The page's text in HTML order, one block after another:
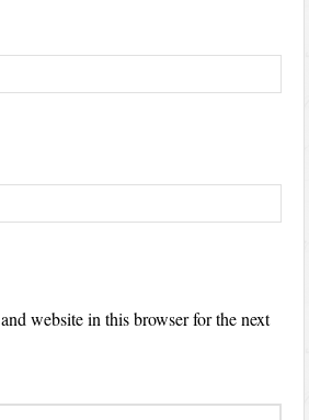
website in this browser for the next